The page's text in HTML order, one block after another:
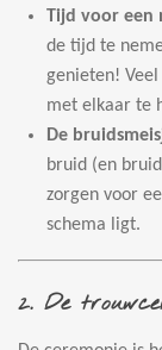
Tijd voor een
de tijd te
genieten!
met elkaar te
De
bruid (en
zorgen voor
schema ligt.
2. De